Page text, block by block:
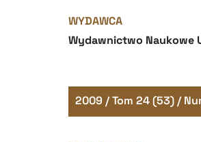
WYDAWCA
Wydawnictwo Naukowe
2009 / Tom 24 (53) /